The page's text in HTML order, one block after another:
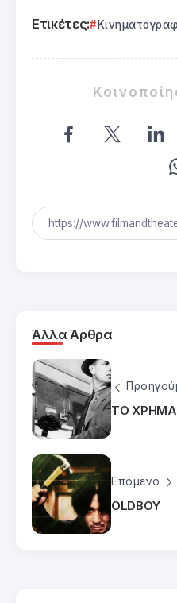
Ετικέτες:
Άλλα Άρθρα
ΤΟ
Επόμενο
OLDBOY